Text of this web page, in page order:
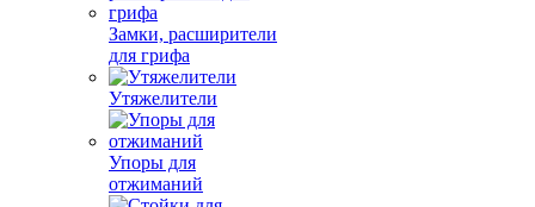
Замки, расширители
для грифа
Утяжелители
Упоры для
отжиманий